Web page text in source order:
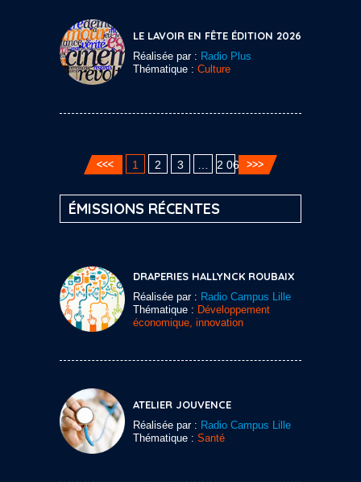
LE LAVOIR EN FÊTE ÉDITION 2026
Réalisée par : Radio Plus
Thématique : Culture
1 2 3 2 060
ÉMISSIONS RÉCENTES
DRAPERIES HALLYNCK ROUBAIX
Réalisée par : Radio Campus Lille
Thématique : Développement
économique, innovation
ATELIER JOUVENCE
Réalisée par : Radio Campus Lille
Thématique : Santé